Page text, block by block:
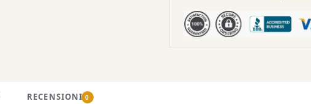
RECENSIONI 0